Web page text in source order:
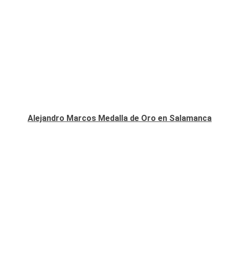
Alejandro Marcos Medalla de Oro en Salamanca